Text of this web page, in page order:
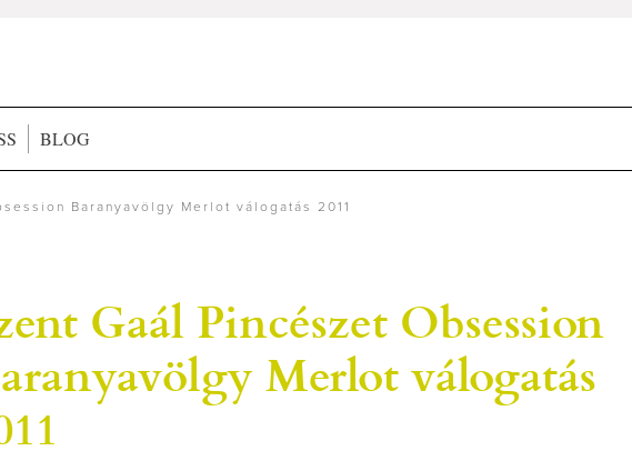
BLOG
Baranyavölgy Merlot válogatás 2011
Gaál Pincészet Obsession
Merlot válogatás